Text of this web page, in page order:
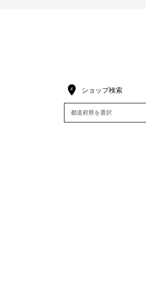
ショップ検索